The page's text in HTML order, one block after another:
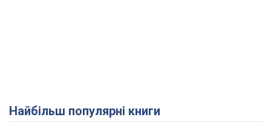
Найбільш популярні книги